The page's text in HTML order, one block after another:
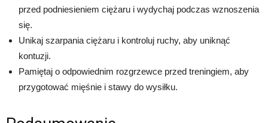
przed podniesieniem ciężaru i wydychaj podczas wznoszenia
się.
Unikaj szarpania ciężaru i kontroluj ruchy, aby uniknąć
kontuzji.
Pamiętaj o odpowiednim rozgrzewce przed treningiem, aby
przygotować mięśnie i stawy do wysiłku.